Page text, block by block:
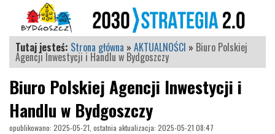
Tutaj jesteś: Strona główna » AKTUALNOŚCI » Biuro Polskiej
Agencji Inwestycji i Handlu w Bydgoszczy
Biuro Polskiej Agencji Inwestycji i
Handlu w Bydgoszczy
opublikowano: 2025-05-21, ostatnia aktualizacja: 2025-05-21 08:47